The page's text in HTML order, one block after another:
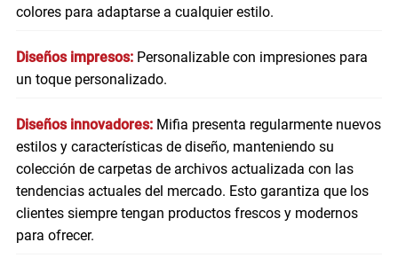
colores para adaptarse a cualquier estilo.
Diseños impresos: Personalizable con impresiones para
un toque personalizado.
Diseños innovadores: Mifia presenta regularmente nuevos
estilos y características de diseño, manteniendo su
colección de carpetas de archivos actualizada con las
tendencias actuales del mercado. Esto garantiza que los
clientes siempre tengan productos frescos y modernos
para ofrecer.